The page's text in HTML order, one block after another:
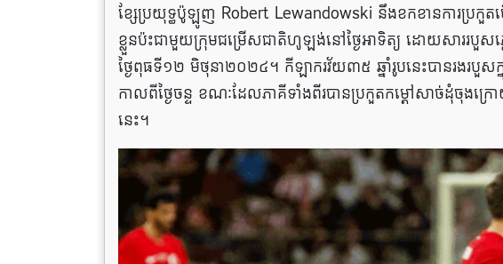
ខ្សែប្រយុទ្ធប៉ូឡូញ Robert Lewandowski នឹងខកខានការប្រ
ខ្លួនប៉ះជាមួយក្រុមជម្រើសជាតិហូឡង់នៅថ្ងៃអាទិត្យ ដោយសាររបួ
ថ្ងៃពុធទី១២ មិថុនា២០២៤។ កីឡាករវ័យ៣៥ ឆ្នាំរូបនេះបានរងរ
កាលពីថ្ងៃចន្ទ ខណៈដែលភាគីទាំងពីរបានប្រកួតកម្ដៅសាច់ដុំចុងក្រ
នេះ។